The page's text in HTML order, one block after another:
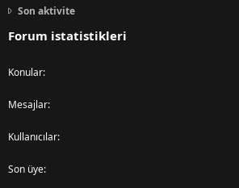
Son aktivite
Forum istatistikleri
Konular
Mesajlar
Kullanıcılar
Son üye